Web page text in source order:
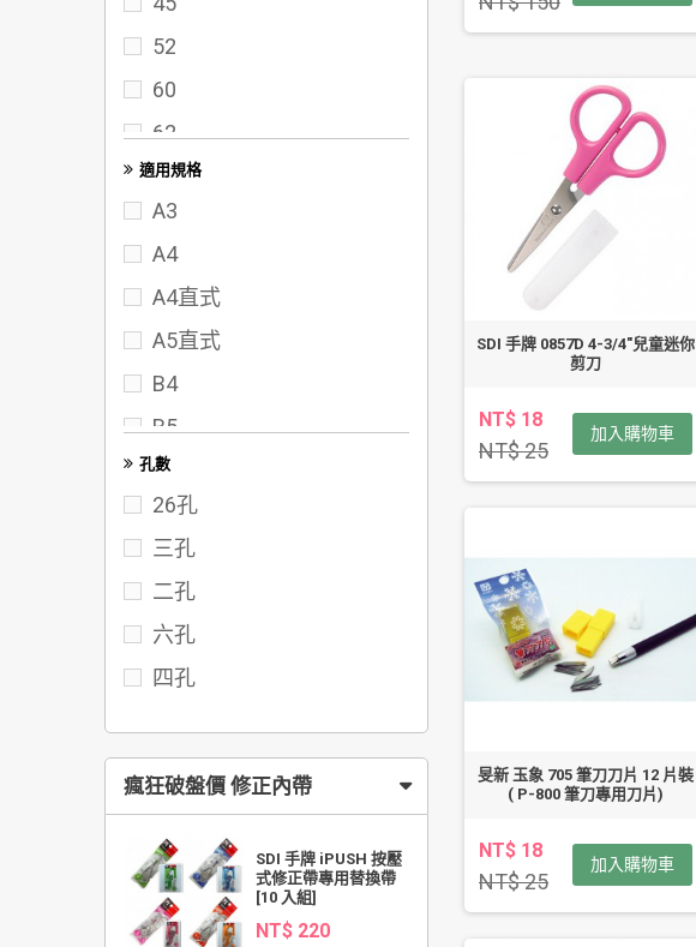
52
60
62
65
70
72
75
80
95
102
117
122
142
適用規格
A3
A4
A4直式
A5直式
B4
B5
FC
孔數
26孔
三孔
二孔
六孔
四孔
瘋狂破盤價 修正內帶
SDI 手牌 iPUSH 按壓
式修正帶專用替換帶
[10 入組]
NT$ 220
SDI 手牌 0857D 4-3/4"兒童迷你
剪刀
NT$ 18
NT$ 25
加入購物車
旻新 玉象 705 筆刀刀片 12 片裝
( P-800 筆刀專用刀片)
NT$ 18
NT$ 25
加入購物車